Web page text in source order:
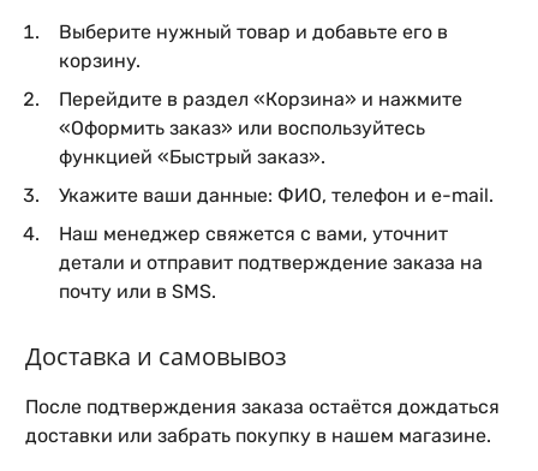
Выберите нужный товар и добавьте его в
корзину.
Перейдите в раздел «Корзина» и нажмите
«Оформить заказ» или воспользуйтесь
функцией «Быстрый заказ».
Укажите ваши данные: ФИО, телефон и e-mail.
Наш менеджер свяжется с вами, уточнит
детали и отправит подтверждение заказа на
почту или в SMS.
Доставка и самовывоз
После подтверждения заказа остаётся дождаться
доставки или забрать покупку в нашем магазине.